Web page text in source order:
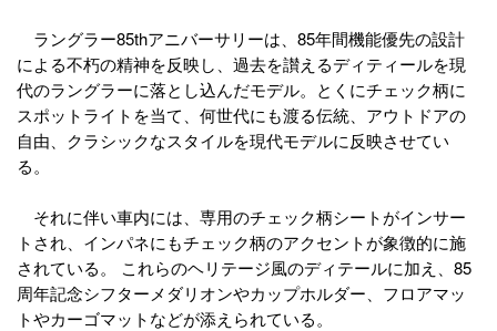
ラングラー85thアニバーサリーは、85年間機能優先の設計
による不朽の精神を反映し、過去を讃えるディティールを現
代のラングラーに落とし込んだモデル。とくにチェック柄に
スポットライトを当て、何世代にも渡る伝統、アウトドアの
自由、クラシックなスタイルを現代モデルに反映させてい
る。
それに伴い車内には、専用のチェック柄シートがインサー
トされ、インパネにもチェック柄のアクセントが象徴的に施
されている。 これらのヘリテージ風のディテールに加え、85
周年記念シフターメダリオンやカップホルダー、フロアマッ
トやカーゴマットなどが添えられている。